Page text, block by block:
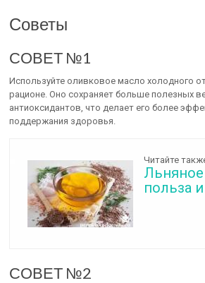
Советы
СОВЕТ №1
Используйте оливковое масло холодного
рационе. Оно сохраняет больше полезных
антиоксидантов, что делает его более
поддержания здоровья.
Читайте
польза
СОВЕТ №2